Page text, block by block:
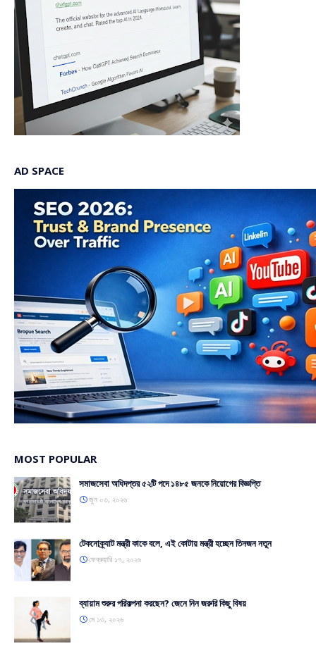
AD SPACE
MOST POPULAR
সমাজসেবা অধিদপ্তর ৫২টি পদে ১৪৮৫ জনকে নিয়োগের বিজ্ঞপ্তি
জুন ০৩, ২০২৬
টেকনোক্র্যাট মন্ত্রী কাকে বলে, এই কোটায় মন্ত্রী হচ্ছেন তিনজন নতুন
ফেব্রুয়ারি ১৭, ২০২৬
ব্যায়াম শুরুর পরিকল্পনা করছেন? জেনে নিন জরুরি কিছু বিষয়
মে ১৩, ২০২৬